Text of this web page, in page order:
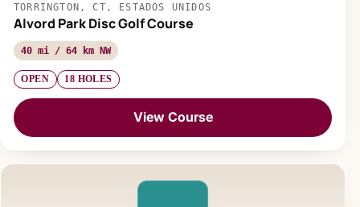
TORRINGTON, CT, ESTADOS UNIDOS
Alvord Park Disc Golf Course
40 mi / 64 km NW
OPEN 18 HOLES
View Course